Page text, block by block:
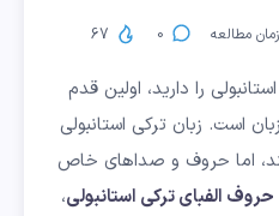
مطالعه 0
را دارید، اولین قدم
است. زبان ترکی استانبولی
اما حروف و صداهای خاص
حروف الفبای ترکی استانبولی،